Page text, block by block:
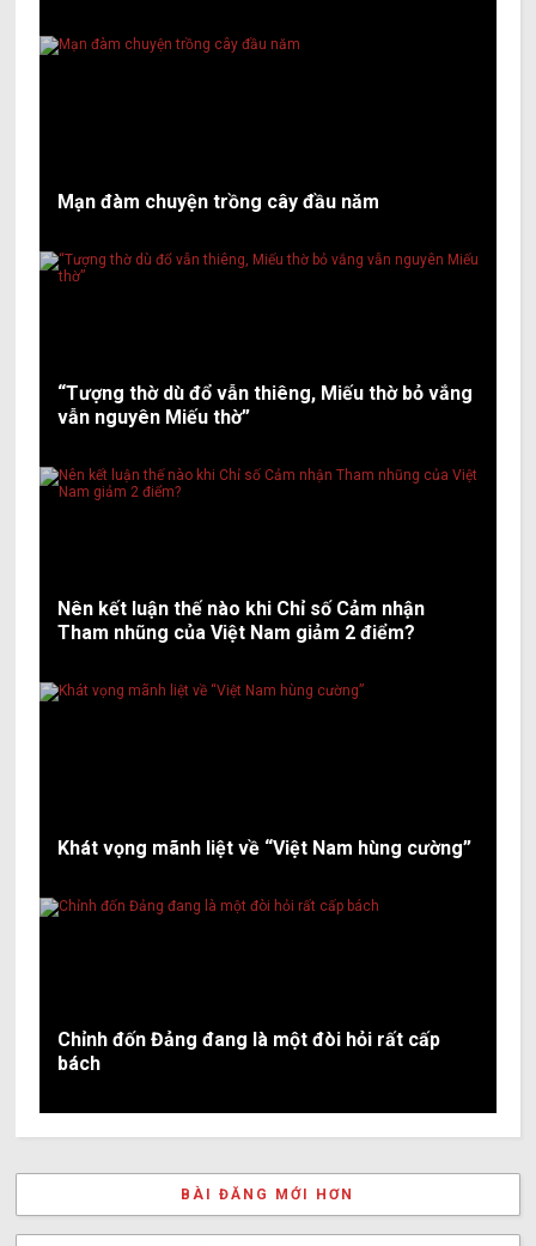
Mạn đàm chuyện trồng cây đầu năm
“Tượng thờ dù đổ vẫn thiêng, Miếu thờ bỏ vắng
vẫn nguyên Miếu thờ”
Nên kết luận thế nào khi Chỉ số Cảm nhận
Tham nhũng của Việt Nam giảm 2 điểm?
Khát vọng mãnh liệt về “Việt Nam hùng cường”
Chỉnh đốn Đảng đang là một đòi hỏi rất cấp
bách
BÀI ĐĂNG MỚI HƠN